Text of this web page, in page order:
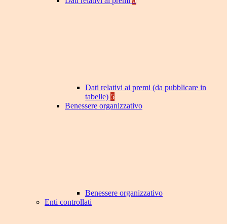
Dati relativi ai premi (da pubblicare in
tabelle) 5
Benessere organizzativo
Benessere organizzativo
Enti controllati